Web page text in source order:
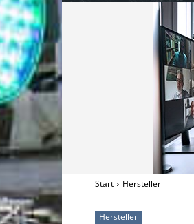
Start Hersteller
Hersteller